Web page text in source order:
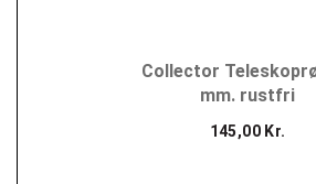
Collector
mm. rustfri
145,00 Kr.